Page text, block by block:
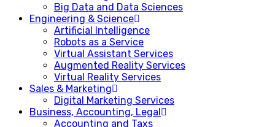
Big Data and Data Sciences
Engineering & Science
Artificial Intelligence
Robots as a Service
Virtual Assistant Services
Augmented Reality Services
Virtual Reality Services
Sales & Marketing
Digital Marketing Services
Business, Accounting, Legal
Accounting and Taxs